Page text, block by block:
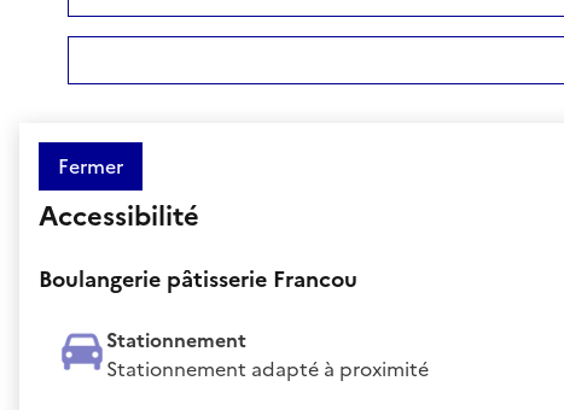
Fermer
Accessibilité
Boulangerie pâtisserie Francou
Stationnement
Stationnement adapté à proximité